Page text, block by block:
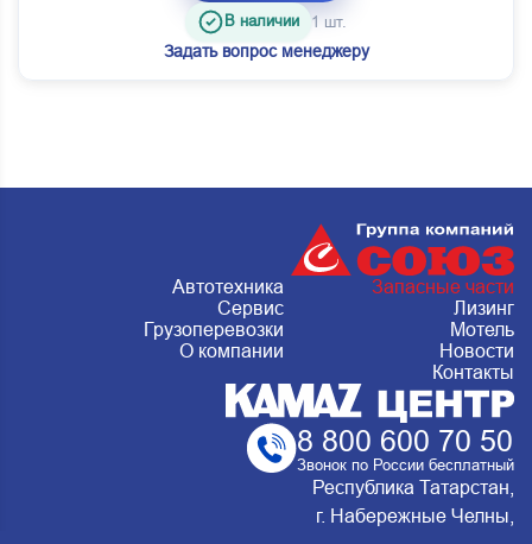
В наличии 1 шт.
Задать вопрос менеджеру
Автотехника
Запасные части
Сервис
Лизинг
Грузоперевозки
Мотель
О компании
Новости
Контакты
8 800 600 70 50
Звонок по России бесплатный
Республика Татарстан,
г. Набережные Челны,